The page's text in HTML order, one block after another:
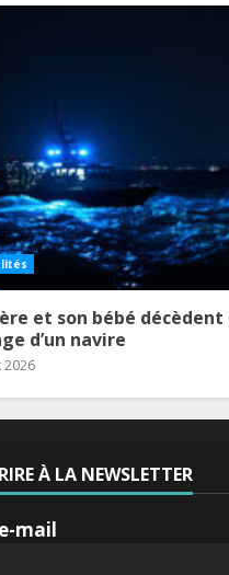
et son bébé décèdent
d’un navire
2026
À LA NEWSLETTER
mail